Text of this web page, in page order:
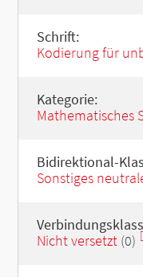
Schrift:
Kodierung für
Kategorie:
Mathematisches
Bidirektional-
Sonstiges
Nicht versetzt(0)